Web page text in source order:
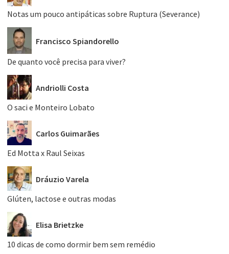
Notas um pouco antipáticas sobre Ruptura (Severance)
Francisco Spiandorello
De quanto você precisa para viver?
Andriolli Costa
O saci e Monteiro Lobato
Carlos Guimarães
Ed Motta x Raul Seixas
Dráuzio Varela
Glúten, lactose e outras modas
Elisa Brietzke
10 dicas de como dormir bem sem remédio